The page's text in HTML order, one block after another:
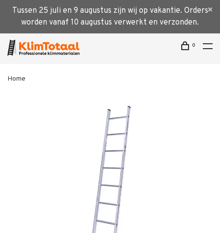
Tussen 25 juli en 9 augustus zijn wij op vakantie. Orders
worden vanaf 10 augustus verwerkt en verzonden.
0
Home